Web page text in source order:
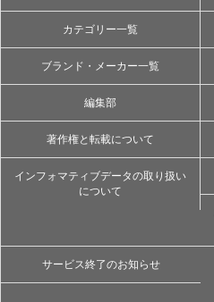
カテゴリー一覧
ブランド・メーカー一覧
編集部
著作権と転載について
インフォマティブデータの取り扱い
について
サービス終了のお知らせ